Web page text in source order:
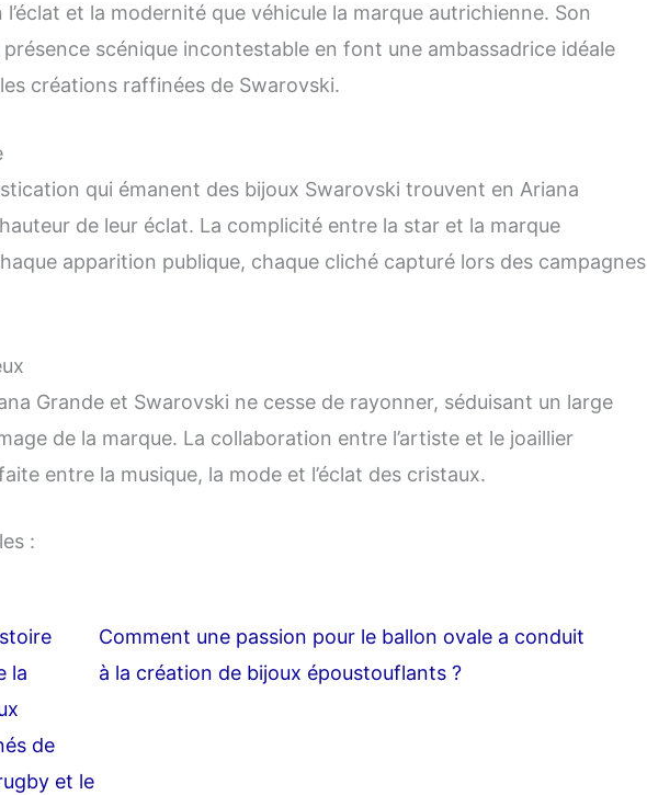
et la modernité que véhicule la marque autrichienne. Son
scénique incontestable en font une ambassadrice idéale
créations raffinées de Swarovski.
qui émanent des bijoux Swarovski trouvent en Ariana
de leur éclat. La complicité entre la star et la marque
apparition publique, chaque cliché capturé lors des campagnes
Grande et Swarovski ne cesse de rayonner, séduisant un large
de la marque. La collaboration entre l’artiste et le joaillier
entre la musique, la mode et l’éclat des cristaux.
:
Comment une passion pour le ballon ovale a conduit
à la création de bijoux époustouflants ?